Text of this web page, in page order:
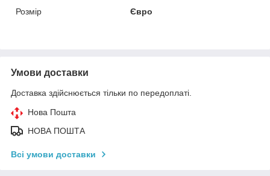
Розмір
Євро
Умови доставки
Доставка здійснюється тільки по передоплаті.
Нова Пошта
НОВА ПОШТА
Всі умови доставки